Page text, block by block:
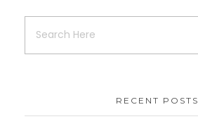
RECENT POSTS